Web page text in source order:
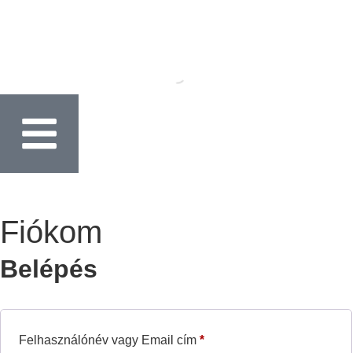
Fiókom
Belépés
Felhasználónév vagy Email cím *